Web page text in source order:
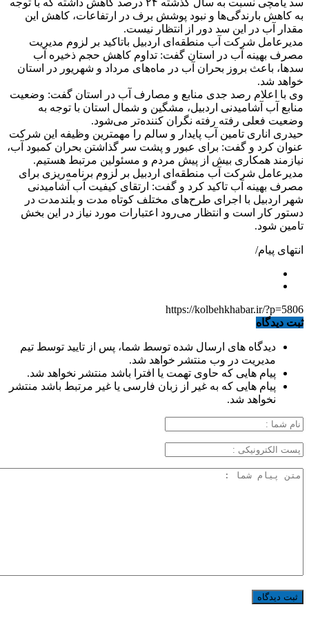
به کاهش بارندگی‌ها و نبود پوشش برف در ارتفاعات، کاهش این
مقدار آب در این سد دور از انتظار نیست.
مدیرعامل شرکت آب منطقه‌ای اردبیل باتاکید بر لزوم مدیریت
مصرف بهینه آب در استان گفت: تداوم کاهش حجم ذخیره آب
سدها، باعث بروز بحران آب در ماه‌های مرداد و شهریور در استان
خواهد شد.
وی با اعلام رصد جدی منابع و مصارف آب در استان گفت: وضعیت
منابع آب آشامیدنی اردبیل، مشگین و شمال استان با توجه به
وضعیت فعلی رفته رفته نگران کننده‌تر می‌شود.
حیدری اناری تامین آب پایدار و سالم را مهمترین وظیفه این شرکت
عنوان کرد و گفت: برای عبور و پشت سر گذاشتن بحران کمبود آب،
نیازمند همکاری بیش از پیش مردم و مسئولین مرتبط هستیم.
مدیرعامل شرکت آب منطقه‌ای اردبیل بر لزوم برنامه‌ریزی برای
مصرف بهینه آب تاکید کرد و گفت: ارتقای کیفیت آب آشامیدنی
شهر اردبیل با اجرای طرح‌های مختلف کوتاه مدت و بلندمدت در
دستور کار است و انتظار می‌رود اعتبارات مورد نیاز در این بخش
تامین شود.
انتهای پیام/
https://kolbehkhabar.ir/?p=5806
ثبت دیدگاه
دیدگاه های ارسال شده توسط شما، پس از تایید توسط تیم
مدیریت در وب منتشر خواهد شد.
پیام هایی که حاوی تهمت یا افترا باشد منتشر نخواهد شد.
پیام هایی که به غیر از زبان فارسی یا غیر مرتبط باشد منتشر
نخواهد شد.